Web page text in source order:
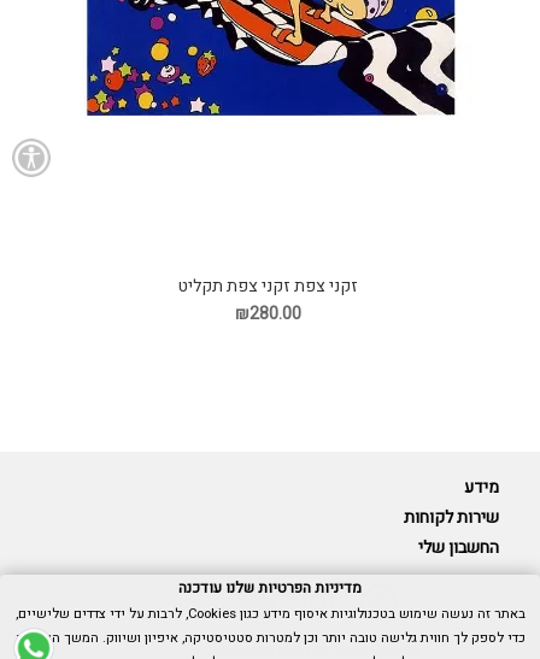
זקני צפת זקני צפת תקליט
₪280.00
מידע
שירות לקוחות
החשבון שלי
Cubica © כל הזכויות שמורות.
מדיניות הפרטיות שלנו עודכנה
באתר זה נעשה שימוש בטכנולוגיות איסוף מידע כגון Cookies, לרבות על ידי צדדים שלישיים,
כדי לספק לך חווית גלישה טובה יותר וכן למטרות סטטיסטיקה, איפיון ושיווק. המשך הגלישה